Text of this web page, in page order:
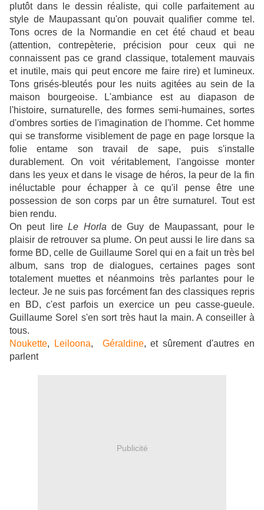
plutôt dans le dessin réaliste, qui colle parfaitement au
style de Maupassant qu'on pouvait qualifier comme tel.
Tons ocres de la Normandie en cet été chaud et beau
(attention, contrepèterie, précision pour ceux qui ne
connaissent pas ce grand classique, totalement mauvais
et inutile, mais qui peut encore me faire rire) et lumineux.
Tons grisés-bleutés pour les nuits agitées au sein de la
maison bourgeoise. L'ambiance est au diapason de
l'histoire, surnaturelle, des formes semi-humaines, sortes
d'ombres sorties de l'imagination de l'homme. Cet homme
qui se transforme visiblement de page en page lorsque la
folie entame son travail de sape, puis s'installe
durablement. On voit véritablement, l'angoisse monter
dans les yeux et dans le visage de héros, la peur de la fin
inéluctable pour échapper à ce qu'il pense être une
possession de son corps par un être surnaturel. Tout est
bien rendu.
On peut lireLe Horla de Guy de Maupassant, pour le
plaisir de retrouver sa plume. On peut aussi le lire dans sa
forme BD, celle de Guillaume Sorel qui en a fait un très bel
album, sans trop de dialogues, certaines pages sont
totalement muettes et néanmoins très parlantes pour le
lecteur. Je ne suis pas forcément fan des classiques repris
en BD, c'est parfois un exercice un peu casse-gueule.
Guillaume Sorel s'en sort très haut la main. A conseiller à
tous.
Noukette, Leiloona, Géraldine, et sûrement d'autres en
parlent
Publicité